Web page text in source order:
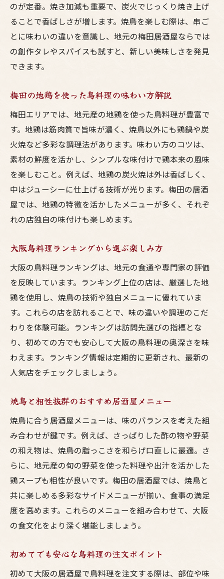
のが定番。焼き加減も重要で、炭火でじっくり焼き上げ
ることで香ばしさが増します。焼鳥を楽しむ際は、串ご
とに味わいの違いを意識し、地元の梅田居酒屋ならでは
の創作タレやスパイスも試すと、新しい美味しさを発見
できます。
梅田の地鶏を使った鳥料理の味わい方解説
梅田エリアでは、地元産の地鶏を使った鳥料理が豊富で
す。地鶏は筋肉質で旨味が濃く、焼鳥以外にも鶏鍋や炭
火焼など多彩な調理法があります。味わい方のコツは、
素材の鮮度を活かし、シンプルな味付けで鶏本来の風味
を楽しむこと。例えば、地鶏の炭火焼は外は香ばしく、
中はジューシーに仕上げる技術が光ります。梅田の居酒
屋では、地鶏の特徴を活かしたメニューが多く、それぞ
れの店独自の味付けも楽しめます。
大阪鳥料理ランキングから選ぶ楽しみ方
大阪の鳥料理ランキングは、地元の食通や専門家の評価
を反映しています。ランキング上位の店は、厳選した地
鶏を使用し、焼鳥の技術や独自メニューに優れていま
す。これらの店を訪れることで、味の違いや調理のこだ
わりを体験可能。ランキングは訪問先選びの指標とな
り、初めての方でも安心して大阪の鳥料理の奥深さを味
わえます。ランキング情報は定期的に更新され、最新の
人気店をチェックしましょう。
焼鳥と相性抜群のおすすめ居酒屋メニュー
焼鳥に合う居酒屋メニューは、味のバランスを考えた組
み合わせが鍵です。例えば、さっぱりした酢の物や野菜
の和え物は、焼鳥の脂っこさを和らげ口直しに最適。さ
らに、地元産の旬の野菜を使った料理や出汁を活かした
鶏スープも相性が良いです。梅田の居酒屋では、焼鳥と
共に楽しめる多彩なサイドメニューが揃い、食事の満足
度を高めます。これらのメニューを組み合わせて、大阪
の食文化をより深く堪能しましょう。
初めてでも安心な鳥料理の注文ポイント
初めて大阪の居酒屋で鳥料理を注文する際は、部位や味